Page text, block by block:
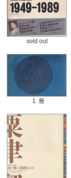
sold out
1 冊